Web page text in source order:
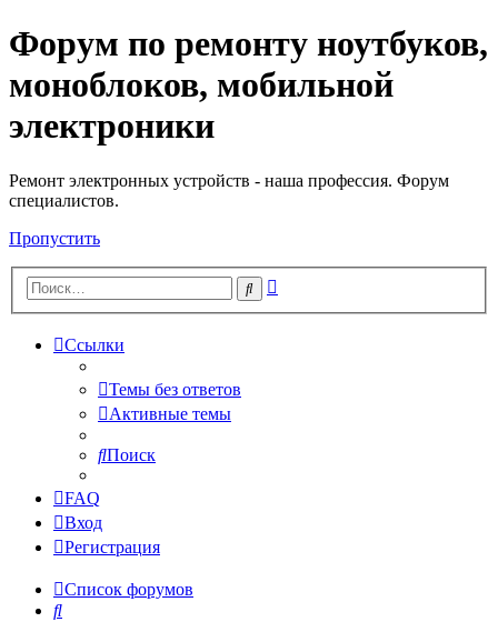
Регистрация
Форум по ремонту ноутбуков,
моноблоков, мобильной
электроники
Ремонт электронных устройств - наша профессия. Форум
специалистов.
Пропустить
Поиск
Ссылки
Темы без ответов
Активные темы
Поиск
FAQ
Вход
Регистрация
Список форумов
Поиск